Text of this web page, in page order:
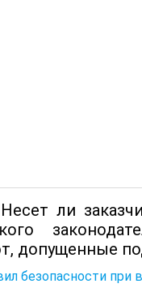
ли
допущенные
безопасности при